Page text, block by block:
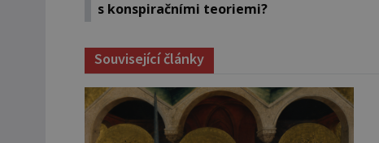
s konspiračními teoriemi?
Související články